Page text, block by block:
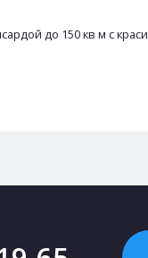
до 150 кв м с